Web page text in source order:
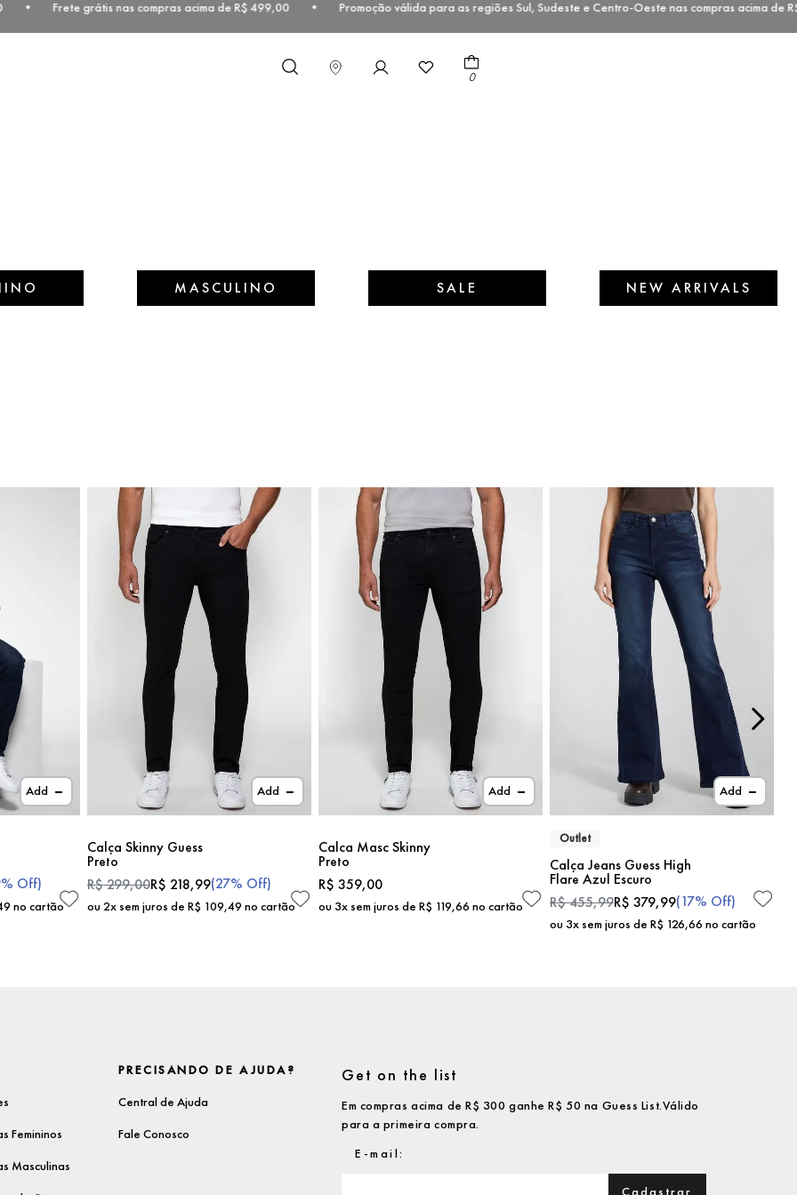
• Frete grátis nas compras acima de R$ 499,00 • Promoção válida para as regiões Sul, Sudeste e Centro-Oeste nas compras
O que você procura?
0
MASCULINO SALE NEW ARRIVALS
Add
Off)
no cartão
Add
Calça Skinny Guess
Preto
R$299,00R$ 218,99(27% Off)
ou2x sem juros de R$ 109,49 no cartão
Add
Calca Masc Skinny
Preto
R$ 359,00
ou 3x sem juros de R$ 119,66 no cartão
Add
Outlet
Calça Jeans Guess High
Flare Azul Escuro
R$455,99R$ 379,99(17% Off)
ou 3x sem juros de R$ 126,66 no cartão
Femininos
Masculinas
PRECISANDO DE AJUDA?
Central de Ajuda
Fale Conosco
Get on the list
Em compras acima de R$ 300 ganhe R$ 50 na Guess List.Válido
para a primeira compra.
Cadastrar